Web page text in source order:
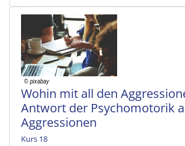
Wohin mit all den
Antwort der Psychomotorik
Aggressionen
Kurs 18